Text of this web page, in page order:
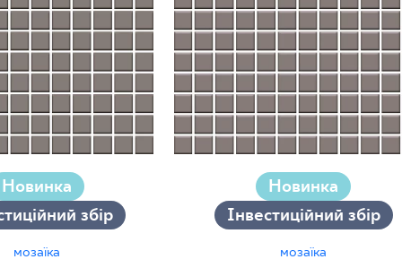
Новинка
збір
мозаїка
Новинка
Інвестиційний збір
мозаїка